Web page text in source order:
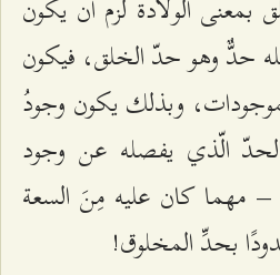
حدٌّ وهو حدّ الخلق، فيكون
وبذلك يكون وجودُ
الّذي يفصله عن وجود
– مهما كان عليه مِنَ السعة
بحدِّ المخلوق!